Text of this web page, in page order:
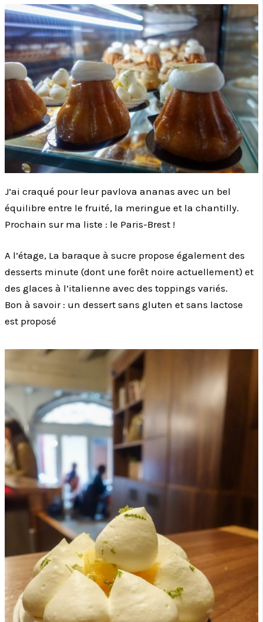
J’ai craqué pour leur pavlova ananas avec un bel
équilibre entre le fruité, la meringue et la chantilly.
Prochain sur ma liste : le Paris-Brest !
A l’étage, La baraque à sucre propose également des
desserts minute (dont une forêt noire actuellement) et
des glaces à l’italienne avec des toppings variés.
Bon à savoir : un dessert sans gluten et sans lactose
est proposé